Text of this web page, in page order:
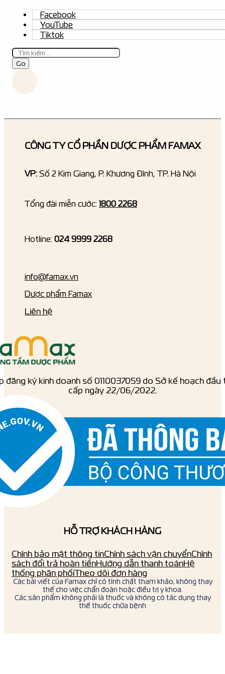
Facebook
YouTube
Tiktok
Tìm
kiếm
Go
đăng ký kinh doanh số ‎0110037059 do Sở kế hoạch đầu
cấp ngày 22/06/2022.
CÔNG TY CỔ PHẦN DƯỢC PHẨM FAMAX
VP: Số 2 Kim Giang, P. Khương Đình, TP. Hà Nội
Tổng đài miễn cước: 1800 2268
Hotline: 024 9999 2268
info@famax.vn
Dược phẩm Famax
Liên hệ
HỖ TRỢ KHÁCH HÀNG
Chính bảo mật thông tinChính sách vận chuyểnChính
sách đổi trả hoàn tiềnHướng dẫn thanh toánHệ
thống phân phốiTheo dõi đơn hàng
Các bài viết của Famax chỉ có tính chất tham khảo, không thay
thế cho việc chẩn đoán hoặc điều trị y khoa.
Các sản phẩm không phải là thuốc và không có tác dụng thay
thế thuốc chữa bệnh